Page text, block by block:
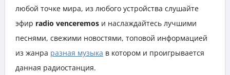
любой точке мира, из любого устройства слушайте
эфир radio venceremos и наслаждайтесь лучшими
песнями, свежими новостями, топовой информацией
из жанра разная музыка в котором и проигрывается
данная радиостанция.